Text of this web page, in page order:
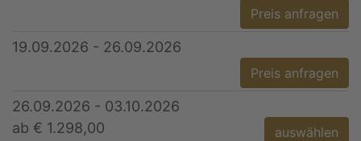
Preis anfragen
19.09.2026 - 26.09.2026
Preis anfragen
26.09.2026 - 03.10.2026
ab € 1.298,00
auswählen